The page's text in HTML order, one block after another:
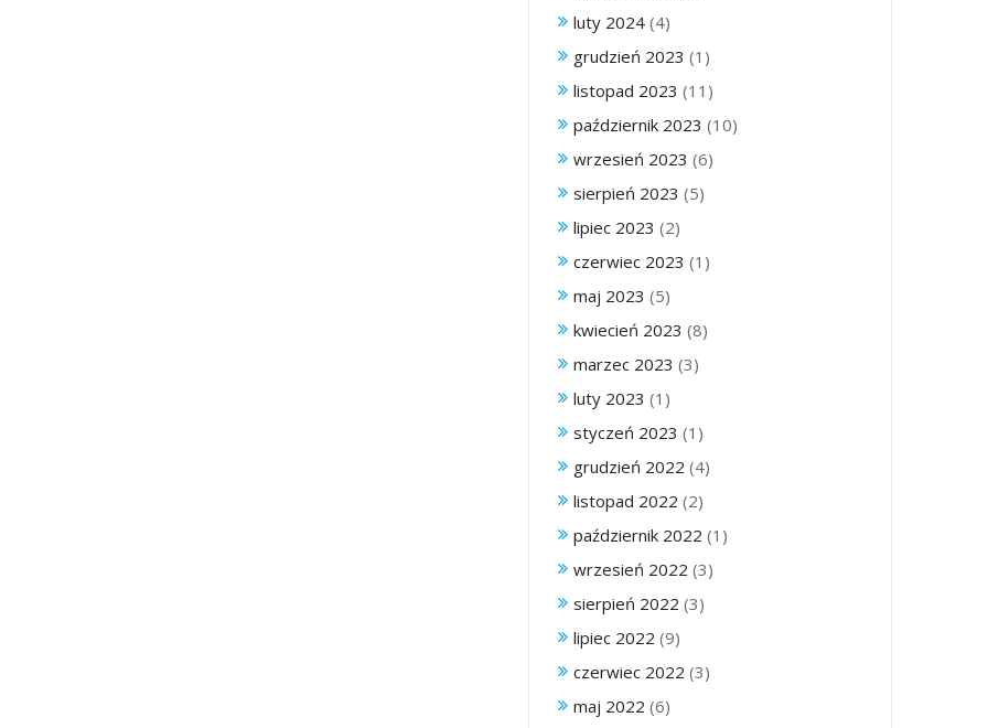
luty 2024 (4)
grudzień 2023 (1)
listopad 2023 (11)
październik 2023 (10)
wrzesień 2023 (6)
sierpień 2023 (5)
lipiec 2023 (2)
czerwiec 2023 (1)
maj 2023 (5)
kwiecień 2023 (8)
marzec 2023 (3)
luty 2023 (1)
styczeń 2023 (1)
grudzień 2022 (4)
listopad 2022 (2)
październik 2022 (1)
wrzesień 2022 (3)
sierpień 2022 (3)
lipiec 2022 (9)
czerwiec 2022 (3)
maj 2022 (6)